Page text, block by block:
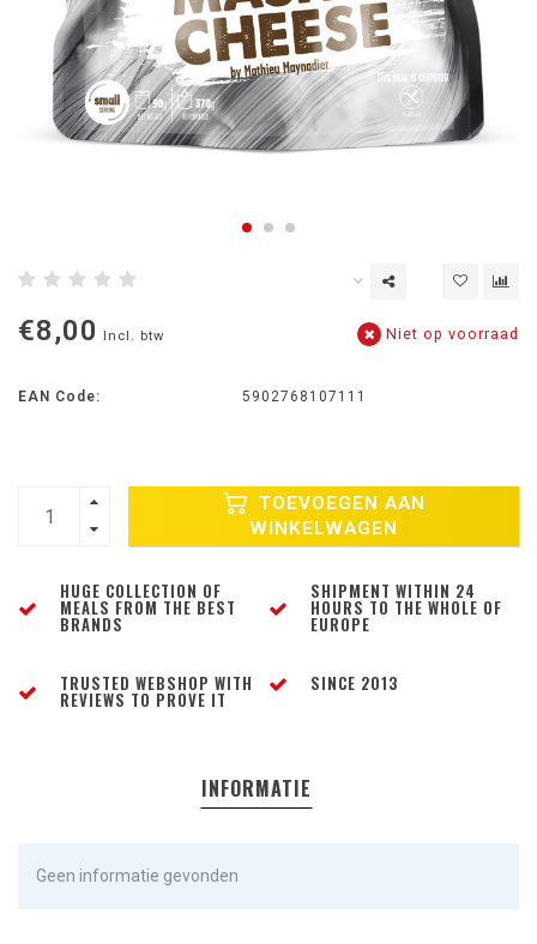
€8,00 Incl. btw Niet op voorraad
EAN Code: 5902768107111
TOEVOEGEN AAN
WINKELWAGEN
HUGE COLLECTION OF
MEALS FROM THE BEST
BRANDS
SHIPMENT WITHIN 24
HOURS TO THE WHOLE OF
EUROPE
TRUSTED WEBSHOP WITH
REVIEWS TO PROVE IT
SINCE 2013
INFORMATIE
Geen informatie gevonden